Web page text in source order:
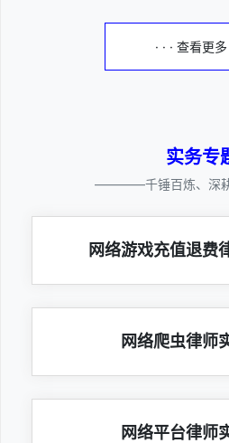
· · · 查看更多
实务专
————千锤百炼、
网络游戏充值退费
网络爬虫律师
网络平台律师